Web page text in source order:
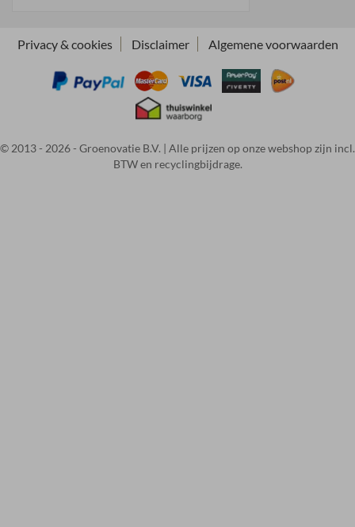
Privacy & cookies Disclaimer Algemene voorwaarden
© 2013 - 2026 - Groenovatie B.V. | Alle prijzen op onze webshop zijn incl.
BTW en recyclingbijdrage.